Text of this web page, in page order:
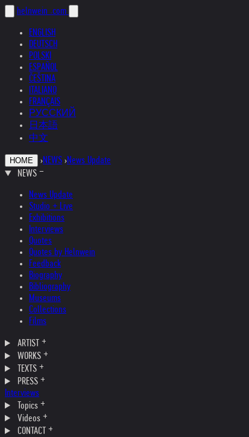
helnwein .com
ENGLISH
DEUTSCH
POLSKI
ESPAÑOL
ČEŠTINA
ITALIANO
FRANÇAIS
РУССКИЙ
日本語
中文
HOME ›NEWS ›News Update
NEWS
News Update
Studio + Live
Exhibitions
Interviews
Quotes
Quotes by Helnwein
Feedback
Biography
Bibliography
Museums
Collections
Films
ARTIST
WORKS
TEXTS
PRESS
Interviews
Topics
Videos
CONTACT